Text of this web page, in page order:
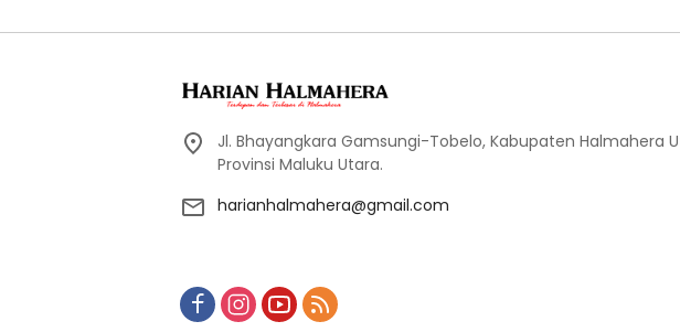
Jl. Bhayangkara Gamsungi-Tobelo, Kabupaten Halmahera
Provinsi Maluku Utara.
harianhalmahera@gmail.com